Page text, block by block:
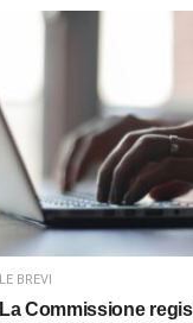
LE BREVI
La Commissione